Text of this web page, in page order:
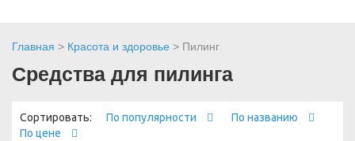
Главная > Красота и здоровье > Пилинг
Средства для пилинга
Сортировать: По популярности
По названию
По цене